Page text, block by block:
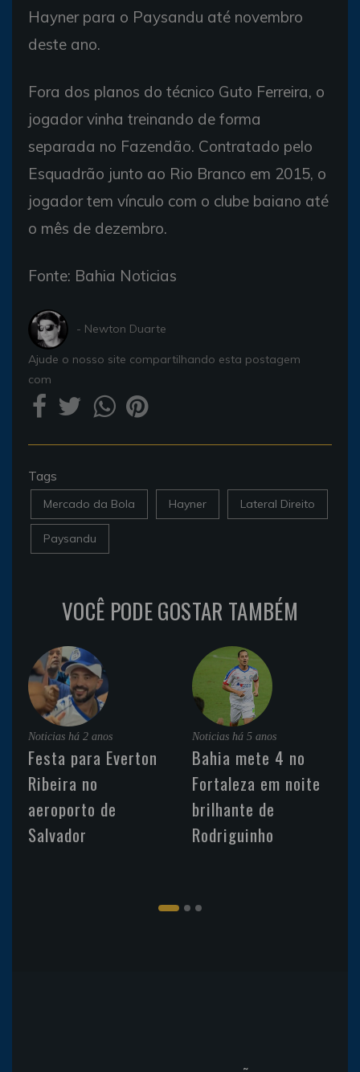
Hayner para o Paysandu até novembro
deste ano.
Fora dos planos do técnico Guto Ferreira, o
jogador vinha treinando de forma
separada no Fazendão. Contratado pelo
Esquadrão junto ao Rio Branco em 2015, o
jogador tem vínculo com o clube baiano até
o mês de dezembro.
Fonte: Bahia Noticias
- Newton Duarte
Ajude o nosso site compartilhando esta postagem
com
Tags
Mercado da Bola Hayner Lateral Direito
Paysandu
VOCÊ PODE GOSTAR TAMBÉM
Noticias há 2 anos
Festa para Everton
Ribeira no
aeroporto de
Salvador
Noticias há 5 anos
Bahia mete 4 no
Fortaleza em noite
brilhante de
Rodriguinho